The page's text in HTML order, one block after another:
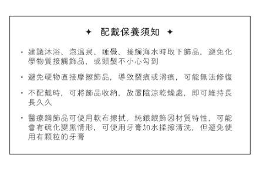
質感飾品收納盒
NT$ 298
NT$ 399
- +
加入購物車